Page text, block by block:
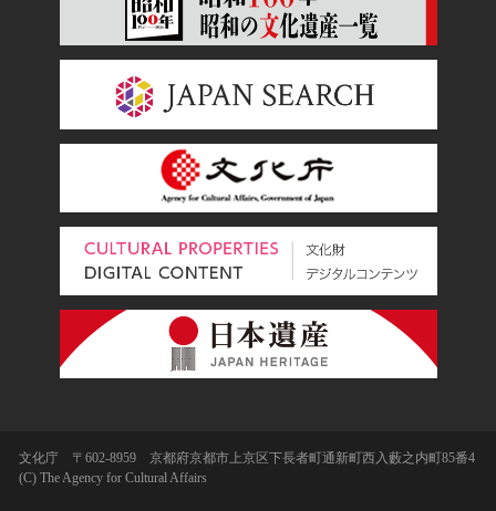
文化庁 〒602-8959 京都府京都市上京区下長者町通新町西入藪之内町85番4
(C) The Agency for Cultural Affairs